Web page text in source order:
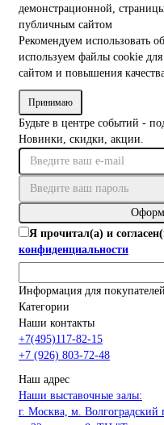
демонстрационной,
публичным сайтом
Рекомендуем использовать
используем файлы cookie
сайтом и повышения
Принимаю
Будьте в центре событий -
Новинки, скидки, акции.
Я прочитал(а) и
конфиденциальности
Информация для покупателей
Категории
Наши контакты
+7(495)117-82-15
+7 (926) 803-72-48
Наш адрес
Наши выставочные залы:
г. Москва, м. Волгоградский